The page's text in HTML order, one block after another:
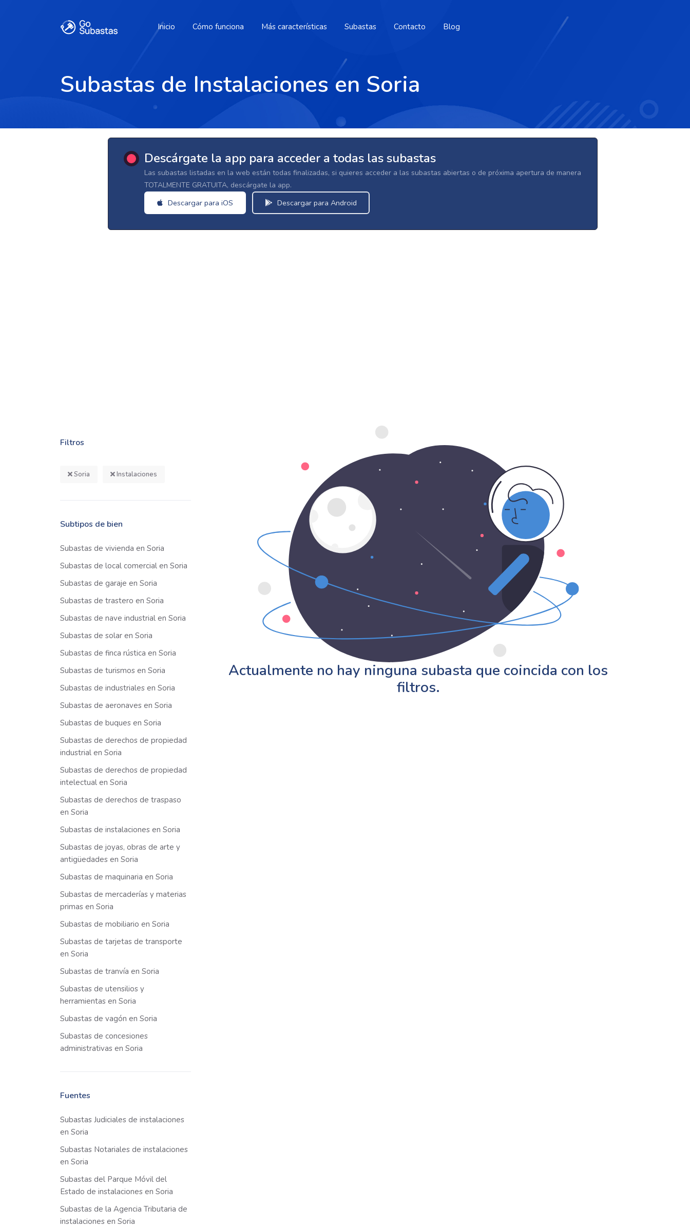
Inicio Cómo funciona Más características Subastas Contacto Blog
Subastas de Instalaciones en Soria
Descárgate la app para acceder a todas las subastas
Las subastas listadas en la web están todas finalizadas, si quieres acceder a las subastas abiertas o de próxima apertura de manera
TOTALMENTE GRATUITA, descárgate la app.
Descargar para iOS Descargar para Android
Filtros
Soria Instalaciones
Subtipos de bien
Subastas de vivienda en Soria
Subastas de local comercial en Soria
Subastas de garaje en Soria
Subastas de trastero en Soria
Subastas de nave industrial en Soria
Subastas de solar en Soria
Subastas de finca rústica en Soria
Subastas de turismos en Soria
Subastas de industriales en Soria
Subastas de aeronaves en Soria
Subastas de buques en Soria
Subastas de derechos de propiedad
industrial en Soria
Subastas de derechos de propiedad
intelectual en Soria
Subastas de derechos de traspaso
en Soria
Subastas de instalaciones en Soria
Subastas de joyas, obras de arte y
antigüedades en Soria
Subastas de maquinaria en Soria
Subastas de mercaderías y materias
primas en Soria
Subastas de mobiliario en Soria
Subastas de tarjetas de transporte
en Soria
Subastas de tranvía en Soria
Subastas de utensilios y
herramientas en Soria
Subastas de vagón en Soria
Subastas de concesiones
administrativas en Soria
Fuentes
Subastas Judiciales de instalaciones
en Soria
Subastas Notariales de instalaciones
en Soria
Subastas del Parque Móvil del
Estado de instalaciones en Soria
Subastas de la Agencia Tributaria de
instalaciones en Soria
Actualmente no hay ninguna subasta que coincida con los
filtros.